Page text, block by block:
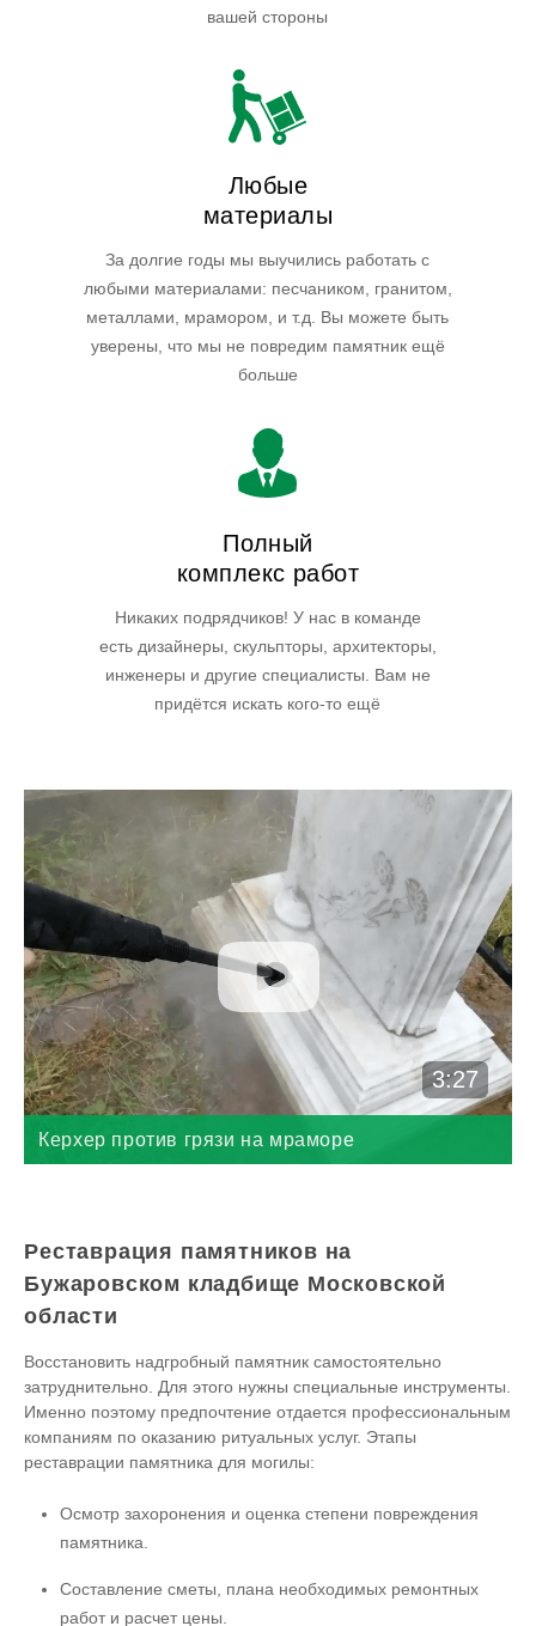
вашей стороны
Любые
материалы
За долгие годы мы выучились работать с
любыми материалами: песчаником, гранитом,
металлами, мрамором, и т.д. Вы можете быть
уверены, что мы не повредим памятник ещё
больше
Полный
комплекс работ
Никаких подрядчиков! У нас в команде
есть дизайнеры, скульпторы, архитекторы,
инженеры и другие специалисты. Вам не
придётся искать кого-то ещё
3:27
Керхер против грязи на мраморе
Реставрация памятников на
Бужаровском кладбище Московской
области
Восстановить надгробный памятник самостоятельно
затруднительно. Для этого нужны специальные инструменты.
Именно поэтому предпочтение отдается профессиональным
компаниям по оказанию ритуальных услуг. Этапы
реставрации памятника для могилы:
Осмотр захоронения и оценка степени повреждения
памятника.
Составление сметы, плана необходимых ремонтных
работ и расчет цены.